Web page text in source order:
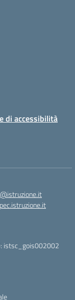
di accessibilità
istsc_gois002002